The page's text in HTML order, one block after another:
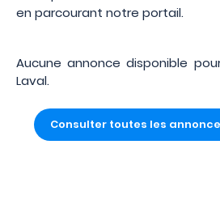
en parcourant notre portail.
Aucune annonce disponible
Laval.
Consulter toutes les